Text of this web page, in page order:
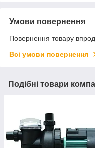
Умови повернення
Повернення товару
Всі умови повернення
Подібні товари